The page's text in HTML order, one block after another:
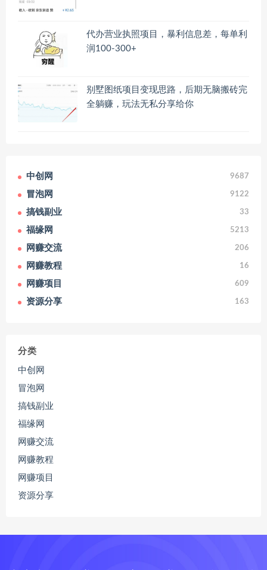
代办营业执照项目，暴利信息差，每单利
润100-300+
别墅图纸项目变现思路，后期无脑搬砖完
全躺赚，玩法无私分享给你
中创网 9687
冒泡网 9122
搞钱副业 33
福缘网 5213
网赚交流 206
网赚教程 16
网赚项目 609
资源分享 163
分类
中创网
冒泡网
搞钱副业
福缘网
网赚交流
网赚教程
网赚项目
资源分享